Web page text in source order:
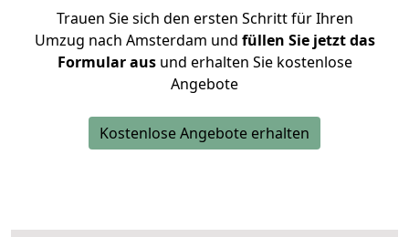
Trauen Sie sich den ersten Schritt für Ihren
Umzug nach Amsterdam und füllen Sie jetzt das
Formular ausund erhalten Sie kostenlose
Angebote
Kostenlose Angebote erhalten